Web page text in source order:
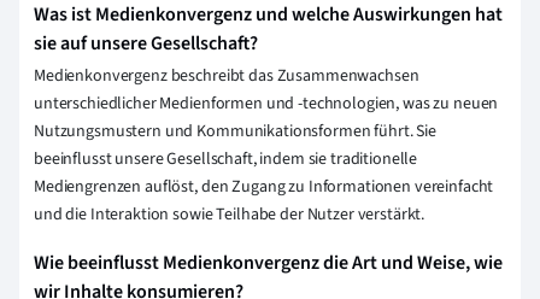
Was ist Medienkonvergenz und welche Auswirkungen hat
sie auf unsere Gesellschaft?
Medienkonvergenz beschreibt das Zusammenwachsen
unterschiedlicher Medienformen und -technologien, was zu neuen
Nutzungsmustern und Kommunikationsformen führt. Sie
beeinflusst unsere Gesellschaft, indem sie traditionelle
Mediengrenzen auflöst, den Zugang zu Informationen vereinfacht
und die Interaktion sowie Teilhabe der Nutzer verstärkt.
Wie beeinflusst Medienkonvergenz die Art und Weise, wie
wir Inhalte konsumieren?